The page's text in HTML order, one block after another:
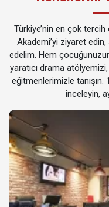
Türkiye’nin en çok
Akademi’yi ziyaret
edelim. Hem
yaratıcı drama
eğitmenlerimizle tanışın.
inceleyin,